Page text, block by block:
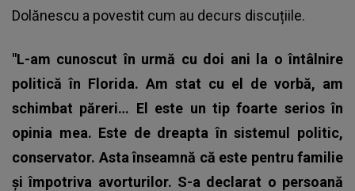
Dolănescu a povestit cum au decurs discuțiile.
"L-am cunoscut în urmă cu doi ani la o întâlnire
politică în Florida. Am stat cu el de vorbă, am
schimbat păreri… El este un tip foarte serios în
opinia mea. Este de dreapta în sistemul politic,
conservator. Asta înseamnă că este pentru familie
și împotriva avorturilor. S-a declarat o persoană